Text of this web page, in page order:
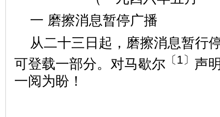
一 磨擦消息暂停广播
从二十三日起，磨擦消息暂行
可登载一部分。对马歇尔 〔1〕 声
一阅为盼！